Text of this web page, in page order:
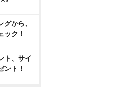
から、
ック！
ト、サイ
ント！